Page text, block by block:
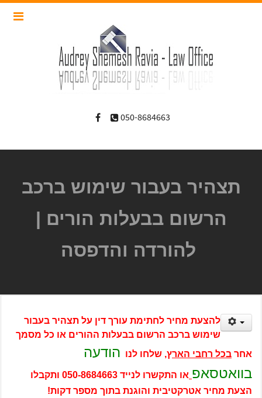
050-8684663
תצהיר בעבור שימוש ברכב
הרשום בבעלות הורים |
להצעת מחיר לחתימת עורך דין על תצהיר בעבור
שימוש ברכב הרשום בבעלות ההורים או כל מסמך
אחר בכל רחבי הארץ, שלחו לנו הודעה
בוואטסאפ או התקשרו לנייד 050-8684663 ותקבלו
הצעת מחיר אטרקטיבית והוגנת בתוך מספר דקות!